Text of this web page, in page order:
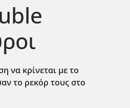
να κρίνεται με το
το ρεκόρ τους στο